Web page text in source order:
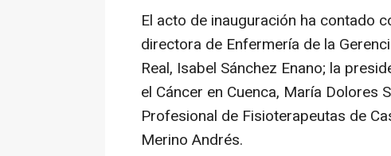
El acto de inauguración ha contado
directora de Enfermería de la
Real, Isabel Sánchez Enano; la
el Cáncer en Cuenca, María Dolores
Profesional de Fisioterapeutas de
Merino Andrés.